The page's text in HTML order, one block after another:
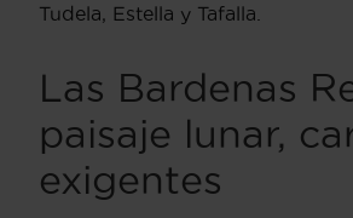
Tudela, Estella y Tafalla.
Las Bardenas
paisaje lunar,
exigentes